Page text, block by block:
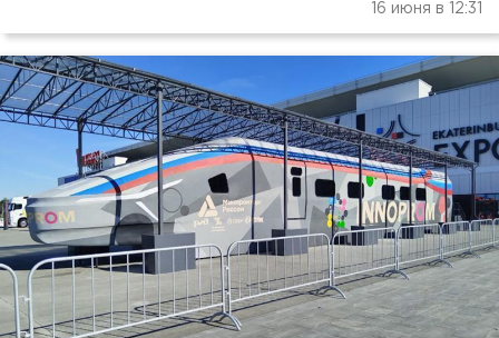
16 июня в 12:31